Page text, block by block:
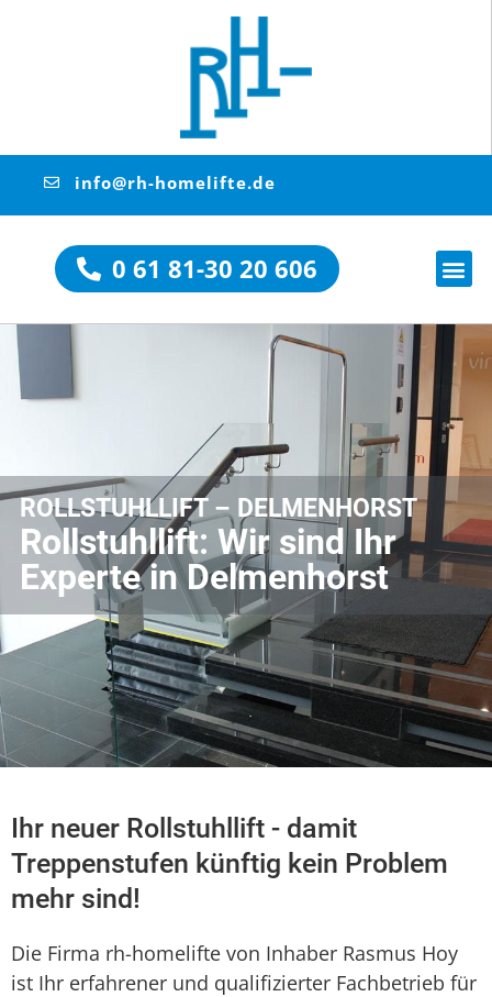
info@rh-homelifte.de
0 61 81-30 20 606
ROLLSTUHLLIFT – DELMENHORST
Rollstuhllift: Wir sind Ihr
Experte in Delmenhorst
Ihr neuer Rollstuhllift - damit
Treppenstufen künftig kein Problem
mehr sind!
Die Firma rh-homelifte von Inhaber Rasmus Hoy
ist Ihr erfahrener und qualifizierter Fachbetrieb für